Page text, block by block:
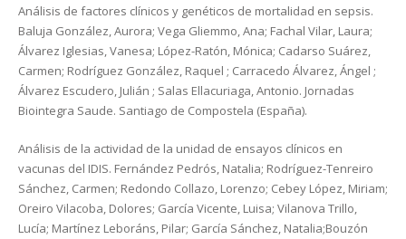
Análisis de factores clínicos y genéticos de mortalidad en sepsis.
Baluja González, Aurora; Vega Gliemmo, Ana; Fachal Vilar, Laura;
Álvarez Iglesias, Vanesa; López-Ratón, Mónica; Cadarso Suárez,
Carmen; Rodríguez González, Raquel ; Carracedo Álvarez, Ángel ;
Álvarez Escudero, Julián ; Salas Ellacuriaga, Antonio. Jornadas
Biointegra Saude. Santiago de Compostela (España).
Análisis de la actividad de la unidad de ensayos clínicos en
vacunas del IDIS. Fernández Pedrós, Natalia; Rodríguez-Tenreiro
Sánchez, Carmen; Redondo Collazo, Lorenzo; Cebey López, Miriam;
Oreiro Vilacoba, Dolores; García Vicente, Luisa; Vilanova Trillo,
Lucía; Martínez Leboráns, Pilar; García Sánchez, Natalia;Bouzón